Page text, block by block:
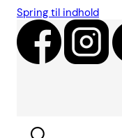
Spring til indhold